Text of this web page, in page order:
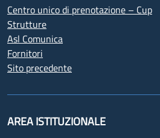
Centro unico di prenotazione – Cup
Strutture
Asl Comunica
Fornitori
Sito precedente
AREA ISTITUZIONALE